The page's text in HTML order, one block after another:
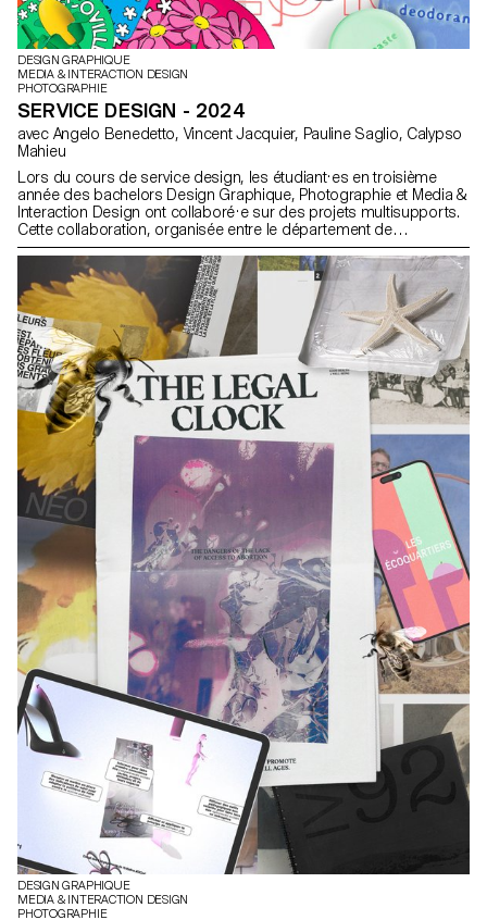
DESIGN GRAPHIQUE
MEDIA & INTERACTION DESIGN
PHOTOGRAPHIE
SERVICE DESIGN - 2024
avec Angelo Benedetto, Vincent Jacquier, Pauline Saglio, Calypso
Mahieu
Lors du cours de service design, les étudiant·es en troisième
année des bachelors Design Graphique, Photographie et Media &
Interaction Design ont collaboré·e sur des projets multisupports.
Cette collaboration, organisée entre le département de
Communication Visuelle, avait pour thème les SDGs (Sustainable
Development Goals). Le thème "Pour la bonne cause, faites des
SDGs une réalité" visait à promouvoir des causes qui tenaient à
cœur à chaque groupe d'étudiant·es. Tous les projets étaient
composés d'au moins deux supports distincts, dont un support
principal et un secondaire. Les étudiant·es avaient la liberté de
choisir les médias les plus pertinents pour leurs projets, que ce
soit un site web, des publications, des affiches, une séquence
vidéo et même de la réalité virtuelle.
DESIGN GRAPHIQUE
MEDIA & INTERACTION DESIGN
PHOTOGRAPHIE